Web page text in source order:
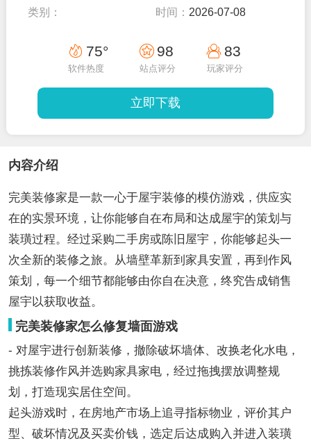
类别： 时间： 2026-07-08
75°
软件热度
98
站点评分
83
玩家评分
立即下载
内容介绍
完美装修家是一款一心于屋宇装修的模仿游戏，供应实
在的实景环境，让你能够自在布局和达成屋宇的策划与
装璜过程。经过采购二手房或陈旧屋宇，你能够起头一
次全新的装修之旅。从墙壁革新到家具安置，再到作风
策划，每一个细节都能够由你自在决意，终究告成销售
屋宇以获取收益。
完美装修家怎么修复墙面游戏
- 对屋宇进行创新装修，撤除破坏墙体、改换老化水电，
挑拣装修作风并选购家具家电，经过拖拽摆放调整规
划，打造现实居住空间。
起头游戏时，在房地产市场上追寻指标物业，评价其户
型、破坏情况及买卖价钱，选定后达成购入并进入装璜